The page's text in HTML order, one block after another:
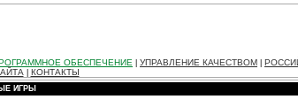
ОБЕСПЕЧЕНИЕ УПРАВЛЕНИЕ КАЧЕСТВОМ
| КОНТАКТЫ
ИГРЫ